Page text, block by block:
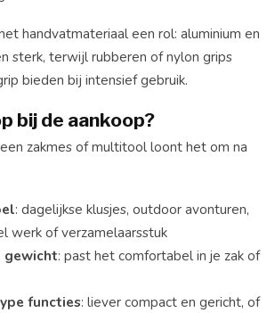
handvatmateriaal een rol: aluminium en
sterk, terwijl rubberen of nylon grips
bieden bij intensief gebruik.
bij de aankoop?
zakmes of multitool loont het om na
: dagelijkse klusjes, outdoor avonturen,
werk of verzamelaarsstuk
gewicht: past het comfortabel in je zak of
functies: liever compact en gericht, of